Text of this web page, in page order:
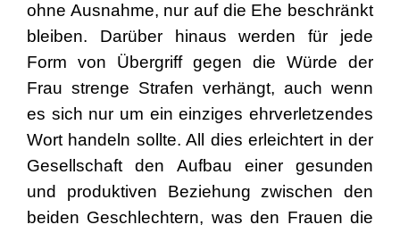
ohne Ausnahme, nur auf die Ehe beschränkt
bleiben. Darüber hinaus werden für jede
Form von Übergriff gegen die Würde der
Frau strenge Strafen verhängt, auch wenn
es sich nur um ein einziges ehrverletzendes
Wort handeln sollte. All dies erleichtert in der
Gesellschaft den Aufbau einer gesunden
und produktiven Beziehung zwischen den
beiden Geschlechtern, was den Frauen die